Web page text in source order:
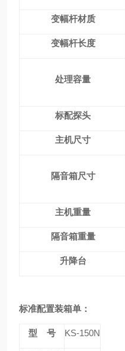
变幅杆材质
变幅杆长度
处理容量
标配探头
主机尺寸
隔音箱尺寸
主机重量
隔音箱重量
升降台
标准配置装箱单：
型 号 KS-150N